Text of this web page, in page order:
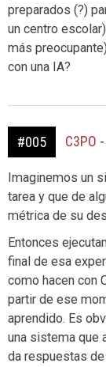
preparados (?)
un centro
más
con una IA?
#005 C3PO -
Imaginemos un
tarea y que de
métrica de su
Entonces
final de esa
como hacen con
partir de ese
aprendido. Es
una sistema que
da respuestas